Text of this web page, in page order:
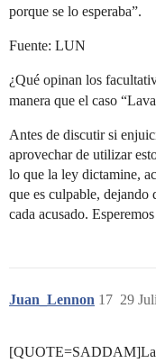
porque se lo esperaba”.
Fuente: LUN
¿Qué opinan los
manera que el caso
Antes de discutir si
aprovechar de utilizar
lo que la ley dictamine,
que es culpable, dejando
cada acusado.
Juan_Lennon 29
17
[QUOTE=SADDAM]La